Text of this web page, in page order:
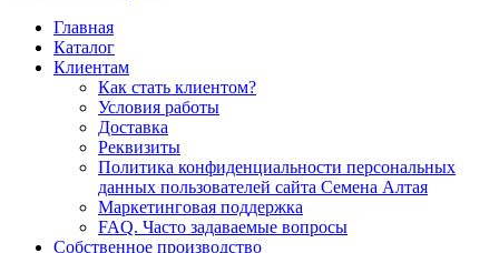
Главная
Каталог
Клиентам
Как стать клиентом?
Условия работы
Доставка
Реквизиты
Политика конфиденциальности персональных
данных пользователей сайта Семена Алтая
Маркетинговая поддержка
FAQ. Часто задаваемые вопросы
Собственное производство